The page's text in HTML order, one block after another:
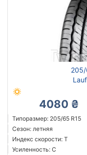
205/
4080 ₴
Типоразмер: 205/65 R15
Сезон: летняя
Индекс скорости: T
Усиленность: C